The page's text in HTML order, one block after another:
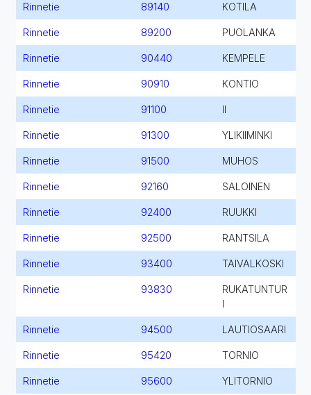
Rinnetie 89140 KOTILA
Rinnetie 89200 PUOLANKA
Rinnetie 90440 KEMPELE
Rinnetie 90910 KONTIO
Rinnetie 91100
Rinnetie 91300 YLIKIIMINKI
Rinnetie 91500 MUHOS
Rinnetie 92160 SALOINEN
Rinnetie 92400 RUUKKI
Rinnetie 92500 RANTSILA
Rinnetie 93400 TAIVALKOSKI
Rinnetie 93830
RUKATUNTUR
Rinnetie 94500 LAUTIOSAARI
Rinnetie 95420 TORNIO
Rinnetie 95600 YLITORNIO